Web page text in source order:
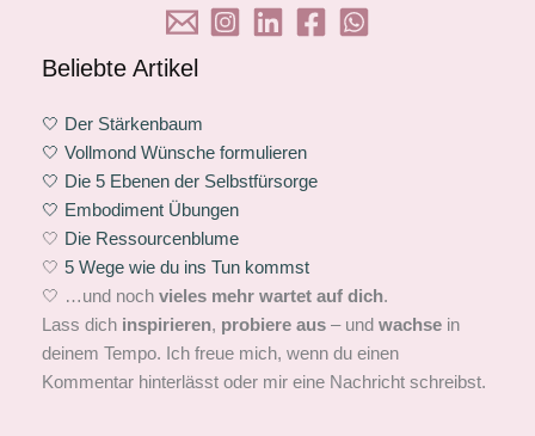
Beliebte Artikel
🤍 Der Stärkenbaum
🤍 Vollmond Wünsche formulieren
🤍 Die 5 Ebenen der Selbstfürsorge
🤍 Embodiment Übungen
🤍 Die Ressourcenblume
🤍 5 Wege wie du ins Tun kommst
🤍 …und noch vieles mehr wartet auf dich.
Lass dich inspirieren, probiere aus – und wachse in
deinem Tempo. Ich freue mich, wenn du einen
Kommentar hinterlässt oder mir eine Nachricht schreibst.